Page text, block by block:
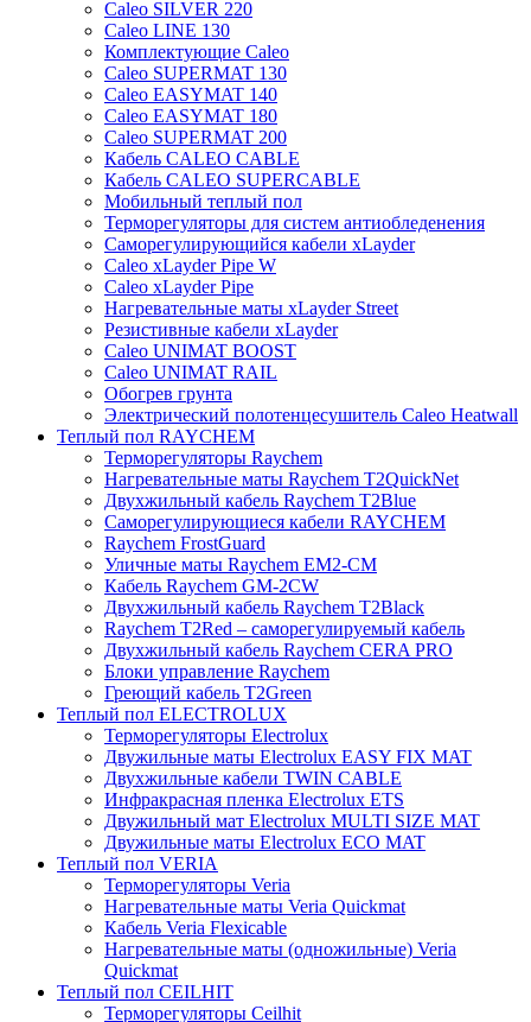
Caleo SILVER 220
Caleo LINE 130
Комплектующие Caleo
Caleo SUPERMAT 130
Caleo EASYMAT 140
Caleo EASYMAT 180
Caleo SUPERMAT 200
Кабель CALEO CABLE
Кабель CALEO SUPERCABLE
Мобильный теплый пол
Терморегуляторы для систем антиобледенения
Саморегулирующийся кабели xLayder
Caleo xLayder Pipe W
Caleo xLayder Pipe
Нагревательные маты xLayder Street
Резистивные кабели xLayder
Caleo UNIMAT BOOST
Caleo UNIMAT RAIL
Обогрев грунта
Электрический полотенцесушитель Caleo Heatwall
Теплый пол RAYCHEM
Терморегуляторы Raychem
Нагревательные маты Raychem T2QuickNet
Двухжильный кабель Raychem T2Blue
Саморегулирующиеся кабели RAYCHEM
Raychem FrostGuard
Уличные маты Raychem EM2-CM
Кабель Raychem GM-2CW
Двухжильный кабель Raychem T2Black
Raychem T2Red – саморегулируемый кабель
Двухжильный кабель Raychem CERA PRO
Блоки управление Raychem
Греющий кабель T2Green
Теплый пол ELECTROLUX
Терморегуляторы Electrolux
Двужильные маты Electrolux EASY FIX MAT
Двухжильные кабели TWIN CABLE
Инфракрасная пленка Electrolux ETS
Двужильный мат Electrolux MULTI SIZE MAT
Двужильные маты Electrolux ECO MAT
Теплый пол VERIA
Терморегуляторы Veria
Нагревательные маты Veria Quickmat
Кабель Veria Flexicable
Нагревательные маты (одножильные) Veria
Quickmat
Теплый пол CEILHIT
Терморегуляторы Ceilhit